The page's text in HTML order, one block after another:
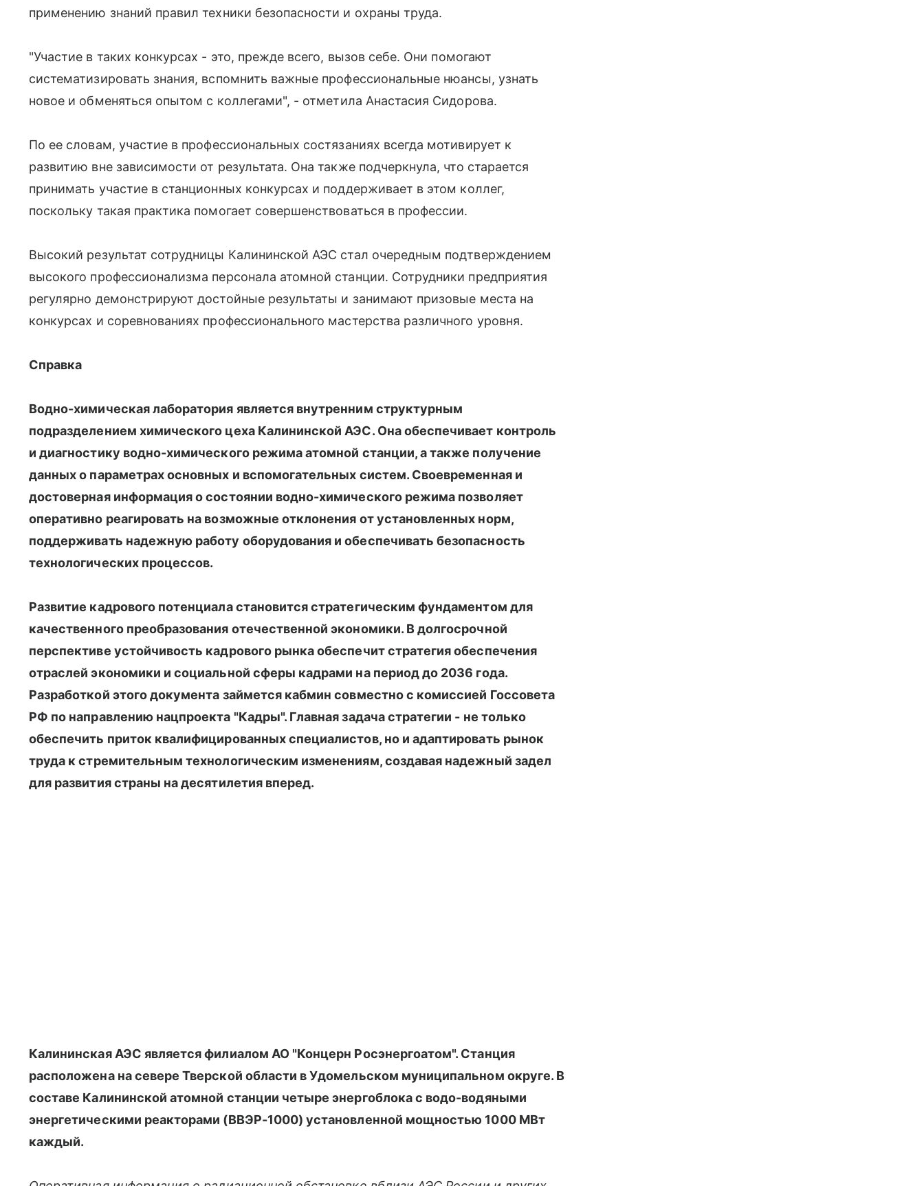
применению знаний правил техники безопасности и охраны труда.
"Участие в таких конкурсах - это, прежде всего, вызов себе. Они помогают
систематизировать знания, вспомнить важные профессиональные нюансы, узнать
новое и обменяться опытом с коллегами", - отметила Анастасия Сидорова.
По ее словам, участие в профессиональных состязаниях всегда мотивирует к
развитию вне зависимости от результата. Она также подчеркнула, что старается
принимать участие в станционных конкурсах и поддерживает в этом коллег,
поскольку такая практика помогает совершенствоваться в профессии.
Высокий результат сотрудницы Калининской АЭС стал очередным подтверждением
высокого профессионализма персонала атомной станции. Сотрудники предприятия
регулярно демонстрируют достойные результаты и занимают призовые места на
конкурсах и соревнованиях профессионального мастерства различного уровня.
Справка
Водно-химическая лаборатория является внутренним структурным
подразделением химического цеха Калининской АЭС. Она обеспечивает контроль
и диагностику водно-химического режима атомной станции, а также получение
данных о параметрах основных и вспомогательных систем. Своевременная и
достоверная информация о состоянии водно-химического режима позволяет
оперативно реагировать на возможные отклонения от установленных норм,
поддерживать надежную работу оборудования и обеспечивать безопасность
технологических процессов.
Развитие кадрового потенциала становится стратегическим фундаментом для
качественного преобразования отечественной экономики. В долгосрочной
перспективе устойчивость кадрового рынка обеспечит стратегия обеспечения
отраслей экономики и социальной сферы кадрами на период до 2036 года.
Разработкой этого документа займется кабмин совместно с комиссией Госсовета
РФ по направлению нацпроекта "Кадры". Главная задача стратегии - не только
обеспечить приток квалифицированных специалистов, но и адаптировать рынок
труда к стремительным технологическим изменениям, создавая надежный задел
для развития страны на десятилетия вперед.
Калининская АЭС является филиалом АО "Концерн Росэнергоатом". Станция
расположена на севере Тверской области в Удомельском муниципальном округе. В
составе Калининской атомной станции четыре энергоблока с водо-водяными
энергетическими реакторами (ВВЭР-1000) установленной мощностью 1000 МВт
каждый.